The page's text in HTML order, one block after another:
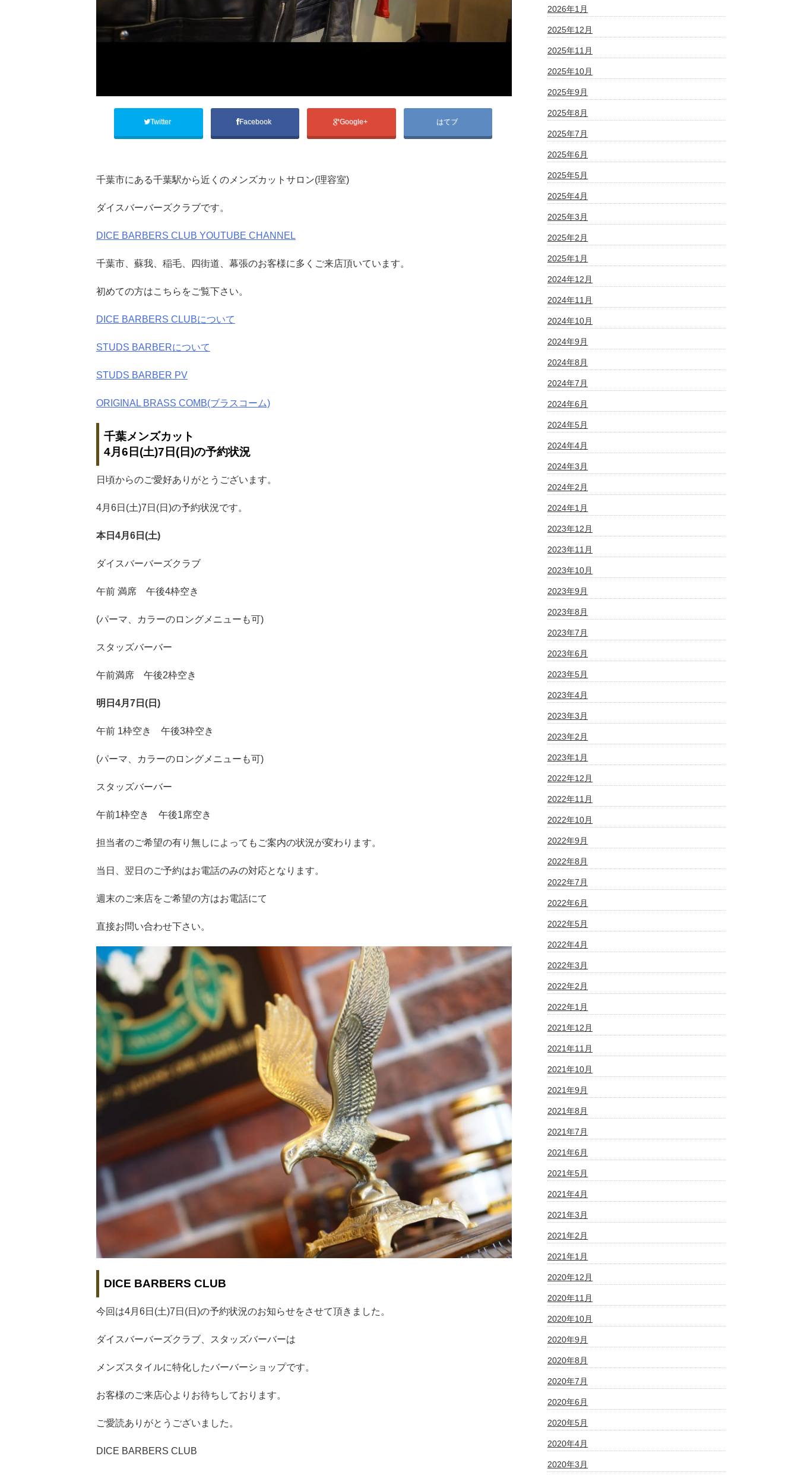
Twitter Facebook Google+ はてブ
千葉市にある千葉駅から近くのメンズカットサロン(理容室)
ダイスバーバーズクラブです。
DICE BARBERS CLUB YOUTUBE CHANNEL
千葉市、蘇我、稲毛、四街道、幕張のお客様に多くご来店頂いています。
初めての方はこちらをご覧下さい。
DICE BARBERS CLUBについて
STUDS BARBERについて
STUDS BARBER PV
ORIGINAL BRASS COMB(ブラスコーム)
千葉メンズカット
4月6日(土)7日(日)の予約状況
日頃からのご愛好ありがとうございます。
4月6日(土)7日(日)の予約状況です。
本日4月6日(土)
ダイスバーバーズクラブ
午前 満席 午後4枠空き
(パーマ、カラーのロングメニューも可)
スタッズバーバー
午前満席 午後2枠空き
明日4月7 日(日)
午前 1枠空き 午後3枠空き
(パーマ、カラーのロングメニューも可)
スタッズバーバー
午前1枠空き 午後1席空き
担当者のご希望の有り無しによってもご案内の状況が変わります。
当日、翌日のご予約はお電話のみの対応となります。
週末のご来店をご希望の方はお電話にて
直接お問い合わせ下さい。
DICE BARBERS CLUB
今回は4月6日(土)7日(日)の予約状況のお知らせをさせて頂きました。
ダイスバーバーズクラブ、スタッズバーバーは
メンズスタイルに特化したバーバーショップです。
お客様のご来店心よりお待ちしております。
ご愛読ありがとうございました。
DICE BARBERS CLUB
2026年1月
2025年12月
2025年11月
2025年10月
2025年9月
2025年8月
2025年7月
2025年6月
2025年5月
2025年4月
2025年3月
2025年2月
2025年1月
2024年12月
2024年11月
2024年10月
2024年9月
2024年8月
2024年7月
2024年6月
2024年5月
2024年4月
2024年3月
2024年2月
2024年1月
2023年12月
2023年11月
2023年10月
2023年9月
2023年8月
2023年7月
2023年6月
2023年5月
2023年4月
2023年3月
2023年2月
2023年1月
2022年12月
2022年11月
2022年10月
2022年9月
2022年8月
2022年7月
2022年6月
2022年5月
2022年4月
2022年3月
2022年2月
2022年1月
2021年12月
2021年11月
2021年10月
2021年9月
2021年8月
2021年7月
2021年6月
2021年5月
2021年4月
2021年3月
2021年2月
2021年1月
2020年12月
2020年11月
2020年10月
2020年9月
2020年8月
2020年7月
2020年6月
2020年5月
2020年4月
2020年3月